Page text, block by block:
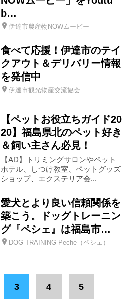
b…
伊達市農産物NOWムービー
食べて応援！伊達市のテイ
クアウト＆デリバリー情報
を発信中
伊達市観光物産交流協会
【ペットお役立ちガイド20
20】福島県北のペット好き
＆飼い主さん必見！
【AD】トリミングサロンやペット
ホテル、しつけ教室、ペットグッズ
ショップ、エクステリア会...
愛犬とより良い信頼関係を
築こう。ドッグトレーニン
グ『ペシェ』は福島市…
DOG TRAINING Peche（ペシェ）
3 4 5